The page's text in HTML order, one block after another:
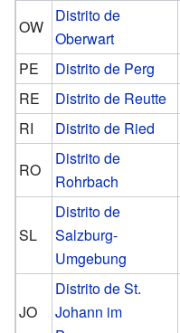
OW
Distrito de
Oberwart
PE
Distrito de Perg
RE
Distrito de Reutte
RI
Distrito de Ried
RO
Distrito de
Rohrbach
SL
Distrito de
Salzburg-
Umgebung
JO
Distrito de St.
Johann im